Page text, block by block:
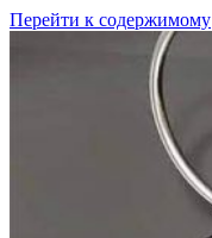
Перейти к содержимому